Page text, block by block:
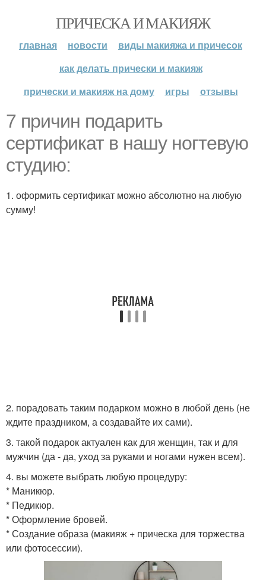
ПРИЧЕСКА И МАКИЯЖ
главная новости
виды макияжа и причесок
как делать прически и макияж
прически и макияж на дому
игры отзывы
7 причин подарить
сертификат в нашу ногтевую
студию:
1. оформить сертификат можно абсолютно на любую
сумму!
2. порадовать таким подарком можно в любой день (не
ждите праздником, а создавайте их сами).
3. такой подарок актуален как для женщин, так и для
мужчин (да - да, уход за руками и ногами нужен всем).
4. вы можете выбрать любую процедуру:
* Маникюр.
* Педикюр.
* Оформление бровей.
* Создание образа (макияж + прическа для торжества
или фотосессии).